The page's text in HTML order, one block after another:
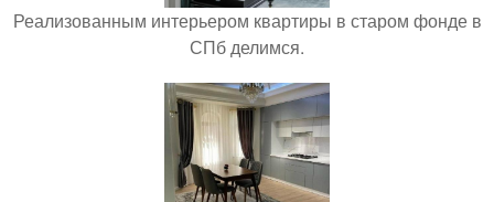
Реализованным интерьером квартиры в старом фонде в
СПб делимся.